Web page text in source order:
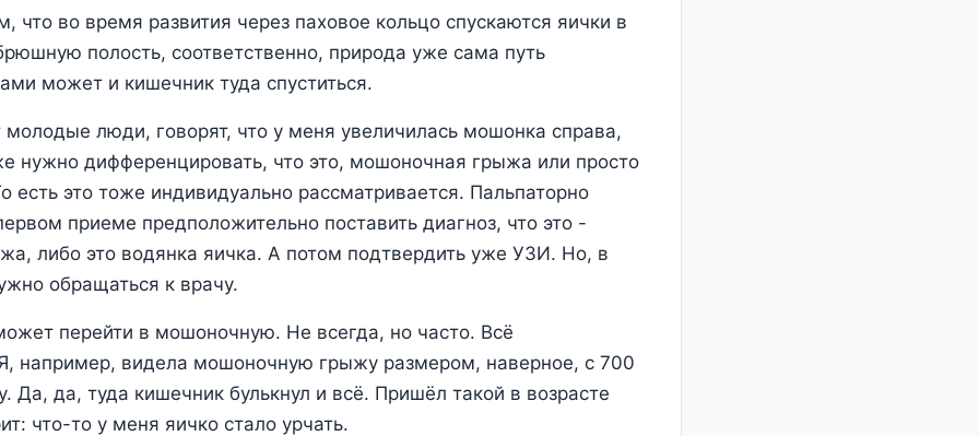
что во время развития через паховое кольцо спускаются яички в
полость, соответственно, природа уже сама путь
может и кишечник туда спуститься.
молодые люди, говорят, что у меня увеличилась мошонка справа,
нужно дифференцировать, что это, мошоночная грыжа или просто
есть это тоже индивидуально рассматривается. Пальпаторно
приеме предположительно поставить диагноз, что это -
либо это водянка яичка. А потом подтвердить уже УЗИ. Но, в
обращаться к врачу.
перейти в мошоночную. Не всегда, но часто. Всё
например, видела мошоночную грыжу размером, наверное, с 700
Да, да, туда кишечник булькнул и всё. Пришёл такой в возрасте
что-то у меня яичко стало урчать.